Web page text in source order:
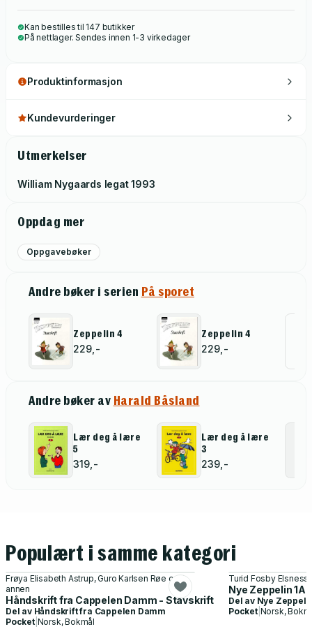
Kan bestilles til 147 butikker
På nettlager. Sendes innen 1-3 virkedager
Produktinformasjon
Kundevurderinger
Utmerkelser
William Nygaards legat1993
Oppdag mer
Oppgavebøker
Andre bøker i serien På sporet
Zeppelin 4
229,-
Zeppelin 4
229,-
Andre bøker av Harald Båsland
Lær deg å lære
5
319,-
Lær deg å lære
3
239,-
Populært i samme kategori
Frøya Elisabeth Astrup, Guro Karlsen Røe og 1
annen
Håndskrift fra Cappelen Damm - Stavskrift
Del av Håndskrift fra Cappelen Damm
Pocket| Norsk, Bokmål
Turid Fosby
Nye Zeppelin
Del av Nye
Pocket| Norsk,